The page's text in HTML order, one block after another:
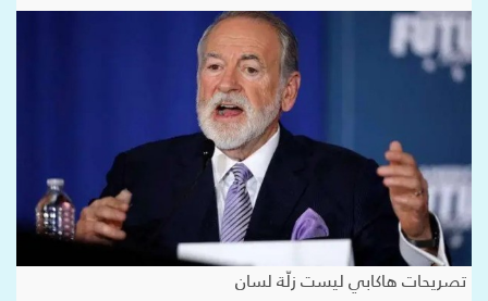
تصريحات هاكابي ليست زلّة لسان